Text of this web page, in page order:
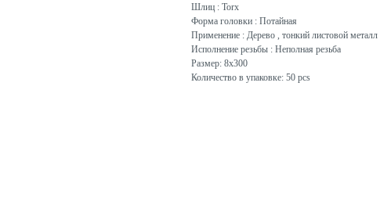
Шлиц : Torx
Форма головки : Потайная
Применение : Дерево , тонкий листовой
Исполнение резьбы : Неполная резьба
Размер: 8x300
Количество в упаковке: 50 pcs